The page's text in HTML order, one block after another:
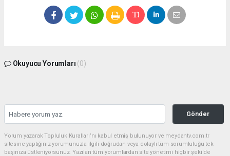
Okuyucu Yorumları (0)
Gönder
Yorum yazarak Topluluk Kuralları’nı kabul etmiş bulunuyor ve meydantv.com.tr
sitesine yaptığınız yorumunuzla ilgili doğrudan veya dolaylı tüm sorumluluğu tek
başınıza üstleniyorsunuz. Yazılan tüm yorumlardan site yönetimi hiçbir şekilde